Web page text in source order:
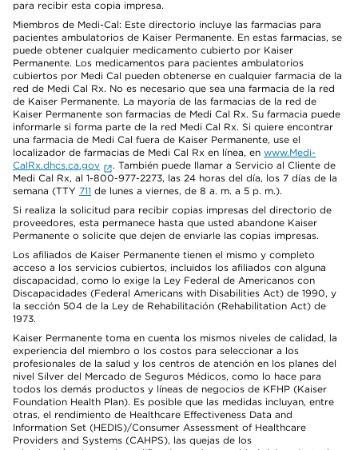
para recibir esta copia impresa.
Miembros de Medi-Cal: Este directorio incluye las farmacias para
pacientes ambulatorios de Kaiser Permanente. En estas farmacias, se
puede obtener cualquier medicamento cubierto por Kaiser
Permanente. Los medicamentos para pacientes ambulatorios
cubiertos por Medi Cal pueden obtenerse en cualquier farmacia de la
red de Medi Cal Rx. No es necesario que sea una farmacia de la red
de Kaiser Permanente. La mayoría de las farmacias de la red de
Kaiser Permanente son farmacias de Medi Cal Rx. Su farmacia puede
informarle si forma parte de la red Medi Cal Rx. Si quiere encontrar
una farmacia de Medi Cal fuera de Kaiser Permanente, use el
localizador de farmacias de Medi Cal Rx en línea, en www.Medi-
CalRx.dhcs.ca.gov
. También puede llamar a Servicio al Cliente de
Medi Cal Rx, al 1-800-977-2273, las 24 horas del día, los 7 días de la
semana (TTY 711 de lunes a viernes, de 8 a. m. a 5 p. m.).
Si realiza la solicitud para recibir copias impresas del directorio de
proveedores, esta permanece hasta que usted abandone Kaiser
Permanente o solicite que dejen de enviarle las copias impresas.
Los afiliados de Kaiser Permanente tienen el mismo y completo
acceso a los servicios cubiertos, incluidos los afiliados con alguna
discapacidad, como lo exige la Ley Federal de Americanos con
Discapacidades (Federal Americans with Disabilities Act) de 1990, y
la sección 504 de la Ley de Rehabilitación (Rehabilitation Act) de
1973.
Kaiser Permanente toma en cuenta los mismos niveles de calidad, la
experiencia del miembro o los costos para seleccionar a los
profesionales de la salud y los centros de atención en los planes del
nivel Silver del Mercado de Seguros Médicos, como lo hace para
todos los demás productos y líneas de negocios de KFHP (Kaiser
Foundation Health Plan). Es posible que las medidas incluyan, entre
otras, el rendimiento de Healthcare Effectiveness Data and
Information Set (HEDIS)/Consumer Assessment of Healthcare
Providers and Systems (CAHPS), las quejas de los